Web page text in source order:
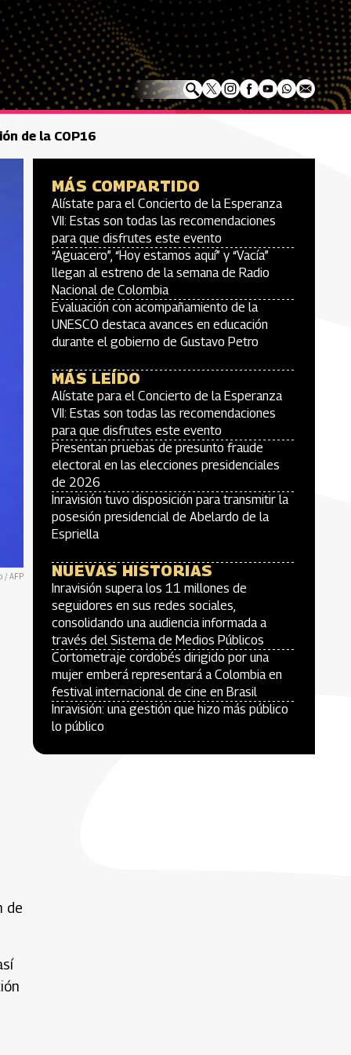
de la COP16
/ AFP
de
MÁS COMPARTIDO
Alístate para el Concierto de la Esperanza
VII: Estas son todas las recomendaciones
para que disfrutes este evento
“Aguacero”, “Hoy estamos aquí” y “Vacía”
llegan al estreno de la semana de Radio
Nacional de Colombia
Evaluación con acompañamiento de la
UNESCO destaca avances en educación
durante el gobierno de Gustavo Petro
MÁS LEÍDO
Alístate para el Concierto de la Esperanza
VII: Estas son todas las recomendaciones
para que disfrutes este evento
Presentan pruebas de presunto fraude
electoral en las elecciones presidenciales
de 2026
Inravisión tuvo disposición para transmitir la
posesión presidencial de Abelardo de la
Espriella
NUEVAS HISTORIAS
Inravisión supera los 11 millones de
seguidores en sus redes sociales,
consolidando una audiencia informada a
través del Sistema de Medios Públicos
Cortometraje cordobés dirigido por una
mujer emberá representará a Colombia en
festival internacional de cine en Brasil
Inravisión: una gestión que hizo más público
lo público